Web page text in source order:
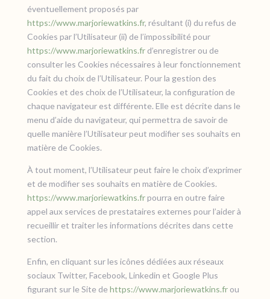
éventuellement proposés par
https://www.marjoriewatkins.fr, résultant (i) du refus de
Cookies par l’Utilisateur (ii) de l’impossibilité pour
https://www.marjoriewatkins.frd’enregistrer ou de
consulter les Cookies nécessaires à leur fonctionnement
du fait du choix de l’Utilisateur. Pour la gestion des
Cookies et des choix de l’Utilisateur, la configuration de
chaque navigateur est différente. Elle est décrite dans le
menu d’aide du navigateur, qui permettra de savoir de
quelle manière l’Utilisateur peut modifier ses souhaits en
matière de Cookies.
À tout moment, l’Utilisateur peut faire le choix d’exprimer
et de modifier ses souhaits en matière de Cookies.
https://www.marjoriewatkins.frpourra en outre faire
appel aux services de prestataires externes pour l’aider à
recueillir et traiter les informations décrites dans cette
section.
Enfin, en cliquant sur les icônes dédiées aux réseaux
sociaux Twitter, Facebook, Linkedin et Google Plus
figurant sur le Site de https://www.marjoriewatkins.frou